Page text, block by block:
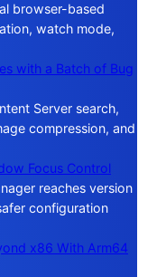
browser-based
watch mode,
with a Batch of Bug
Server search,
compression, and
Focus Control
reaches version
configuration
x86 With Arm64